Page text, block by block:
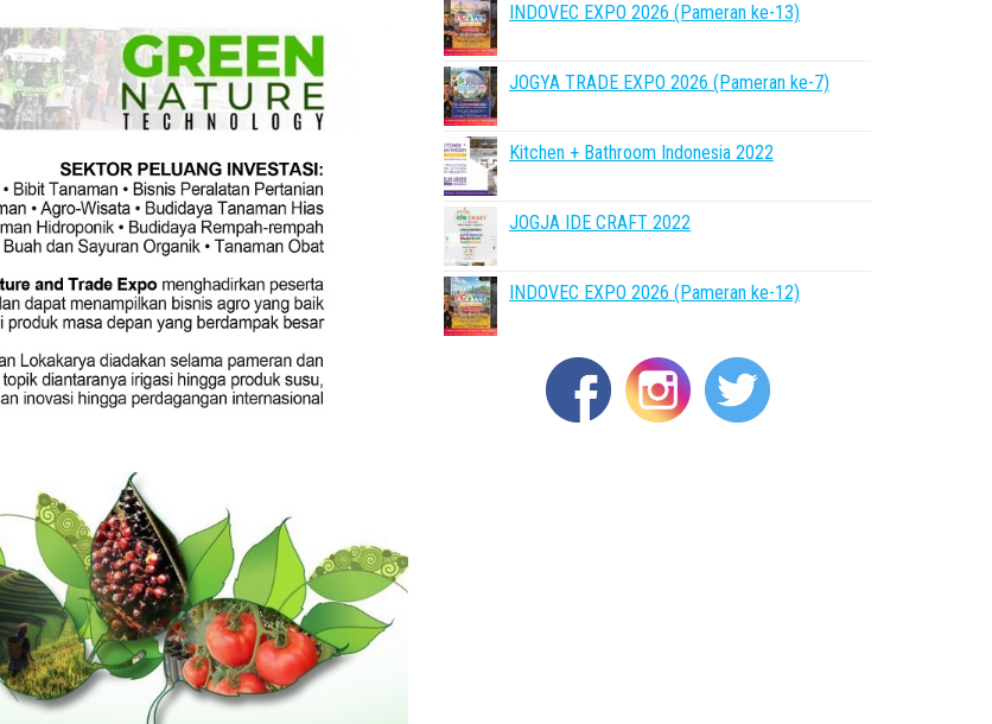
INDOVEC EXPO 2026 (Pameran ke-13)
JOGYA TRADE EXPO 2026 (Pameran ke-7)
Kitchen + Bathroom Indonesia 2022
JOGJA IDE CRAFT 2022
INDOVEC EXPO 2026 (Pameran ke-12)